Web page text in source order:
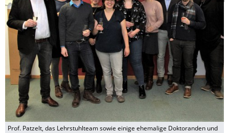
Prof. Patzelt, das Lehrstuhlteam sowie einige ehemalige Doktoranden und